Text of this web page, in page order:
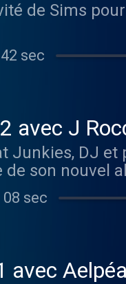
de Sims
sec
avec J
Junkies, DJ
son nouvel
sec
avec